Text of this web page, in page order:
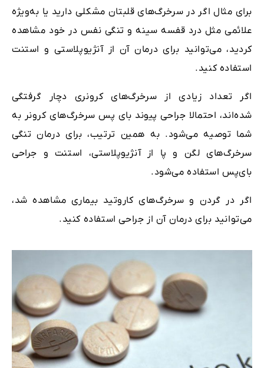
برای مثال اگر در سرخرگ‌های قلبتان مشکلی دارید یا به‌ویژه
علائمی مثل درد قفسه سینه و تنگی نفس در خود مشاهده
کردید، می‌توانید برای درمان آن از آنژیوپلاستی و استنت
استفاده کنید.
اگر تعداد زیادی از سرخرگ‌های کرونری‌ دچار گرفتگی
شده‌اند، احتمالا جراحی پیوند بای‌ پس سرخرگ‌های کرونر به
شما توصیه می‌شود. به همین ترتیب، برای درمان تنگی
سرخرگ‌های لگن و پا از آنژیوپلاستی، استنت و جراحی
بای‌پس استفاده می‌شود.
اگر در گردن و سرخرگ‌های کاروتید بیماری مشاهده شد،
می‌توانید برای درمان آن از جراحی استفاده کنید.